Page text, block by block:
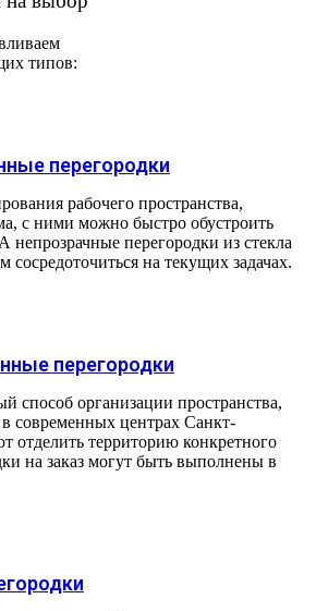
типов:
перегородки
рабочего пространства,
с ними можно быстро обустроить
перегородки из стекла
сосредоточиться на текущих задачах.
перегородки
способ организации пространства,
в современных центрах Санкт-
отделить территорию конкретного
на заказ могут быть выполнены в